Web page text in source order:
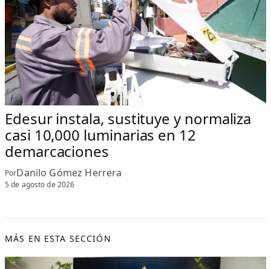
Edesur instala, sustituye y normaliza
casi 10,000 luminarias en 12
demarcaciones
PorDanilo Gómez Herrera
5 de agosto de 2026
MÁS EN ESTA SECCIÓN